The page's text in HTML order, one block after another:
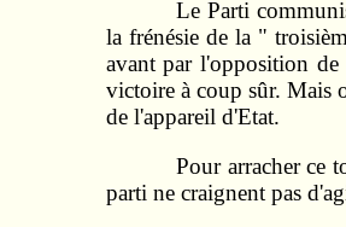
Le Parti
la frénésie de la "
avant par l'opposition de
victoire à coup sûr. Mais
de l'appareil d'Etat.
Pour arracher ce
parti ne craignent pas